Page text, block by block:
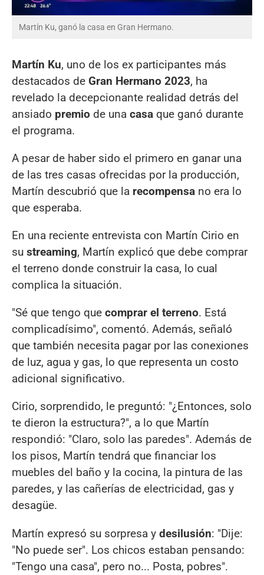
Martín Ku, ganó la casa en Gran Hermano.
Martín Ku, uno de los ex participantes más
destacados de Gran Hermano 2023, ha
revelado la decepcionante realidad detrás del
ansiado premio de una casa que ganó durante
el programa.
A pesar de haber sido el primero en ganar una
de las tres casas ofrecidas por la producción,
Martín descubrió que la recompensa no era lo
que esperaba.
En una reciente entrevista con Martín Cirio en
su streaming, Martín explicó que debe comprar
el terreno donde construir la casa, lo cual
complica la situación.
"Sé que tengo que comprar el terreno. Está
complicadísimo", comentó. Además, señaló
que también necesita pagar por las conexiones
de luz, agua y gas, lo que representa un costo
adicional significativo.
Cirio, sorprendido, le preguntó: "¿Entonces, solo
te dieron la estructura?", a lo que Martín
respondió: "Claro, solo las paredes". Además de
los pisos, Martín tendrá que financiar los
muebles del baño y la cocina, la pintura de las
paredes, y las cañerías de electricidad, gas y
desagüe.
Martín expresó su sorpresa y desilusión: "Dije:
"No puede ser". Los chicos estaban pensando:
"Tengo una casa", pero no... Posta, pobres".